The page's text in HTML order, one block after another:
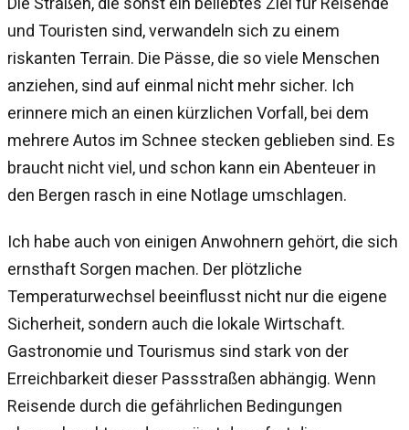
und Touristen sind, verwandeln sich zu einem
riskanten Terrain. Die Pässe, die so viele Menschen
anziehen, sind auf einmal nicht mehr sicher. Ich
erinnere mich an einen kürzlichen Vorfall, bei dem
mehrere Autos im Schnee stecken geblieben sind. Es
braucht nicht viel, und schon kann ein Abenteuer in
den Bergen rasch in eine Notlage umschlagen.
Ich habe auch von einigen Anwohnern gehört, die sich
ernsthaft Sorgen machen. Der plötzliche
Temperaturwechsel beeinflusst nicht nur die eigene
Sicherheit, sondern auch die lokale Wirtschaft.
Gastronomie und Tourismus sind stark von der
Erreichbarkeit dieser Passstraßen abhängig. Wenn
Reisende durch die gefährlichen Bedingungen